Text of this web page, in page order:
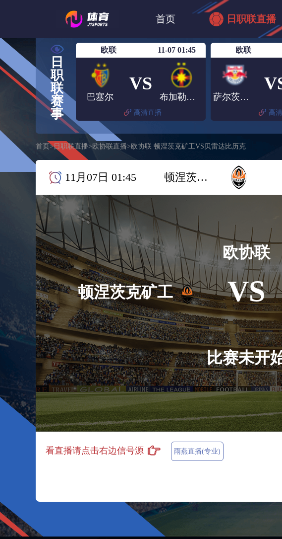
首页 日职联直播
日篮B1
日职联
日
职
联
赛
事
欧联 11-07 01:45
巴塞尔
VS
布加勒斯特星
高清直播
欧联
萨尔茨堡红牛
高
首页 >日职联直播> 欧协联直播> 欧协联 顿涅茨克矿工VS贝雷达比历克
11月07日 01:45 顿涅茨克矿工
顿涅茨克矿工
欧协联
VS
比赛未开
看直播请点击右边信号源 雨燕直播(专业)